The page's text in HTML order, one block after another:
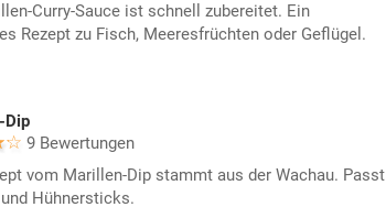
Curry-Sauce ist schnell zubereitet. Ein
Rezept zu Fisch, Meeresfrüchten oder Geflügel.
Dip
9 Bewertungen
vom Marillen-Dip stammt aus der Wachau. Passt
Hühnersticks.